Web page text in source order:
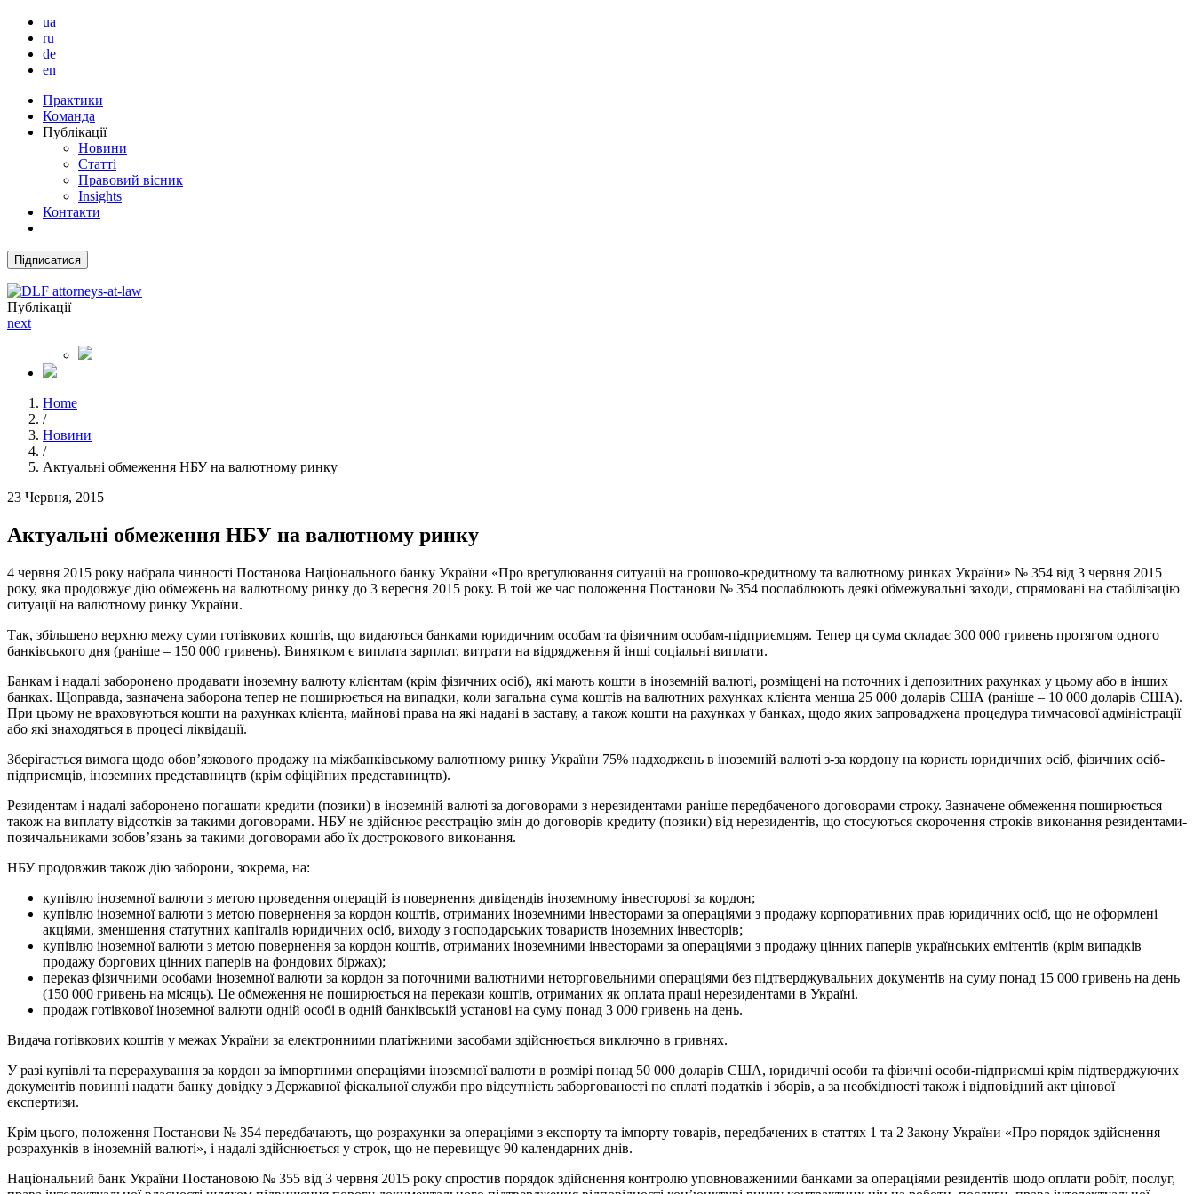
ua
ru
de
en
Практики
Команда
Публікації
Новини
Статті
Правовий вісник
Insights
Контакти
Підписатися
Публікації
next
Home
/
Новини
/
Актуальні обмеження НБУ на валютному ринку
23 Червня, 2015
Актуальні обмеження НБУ на валютному ринку
4 червня 2015 року набрала чинності Постанова Національного банку України «Про врегулювання ситуації на грошово-кредитному та валютному ринках України» № 354 від 3 червня 2015
року, яка продовжує дію обмежень на валютному ринку до 3 вересня 2015 року. В той же час положення Постанови № 354 послаблюють деякі обмежувальні заходи, спрямовані на стабілізацію
ситуації на валютному ринку України.
Так, збільшено верхню межу суми готівкових коштів, що видаються банками юридичним особам та фізичним особам-підприємцям. Тепер ця сума складає 300 000 гривень протягом одного
банківського дня (раніше – 150 000 гривень). Винятком є виплата зарплат, витрати на відрядження й інші соціальні виплати.
Банкам і надалі заборонено продавати іноземну валюту клієнтам (крім фізичних осіб), які мають кошти в іноземній валюті, розміщені на поточних і депозитних рахунках у цьому або в інших
банках. Щоправда, зазначена заборона тепер не поширюється на випадки, коли загальна сума коштів на валютних рахунках клієнта менша 25 000 доларів США (раніше – 10 000 доларів США).
При цьому не враховуються кошти на рахунках клієнта, майнові права на які надані в заставу, а також кошти на рахунках у банках, щодо яких запроваджена процедура тимчасової адміністрації
або які знаходяться в процесі ліквідації.
Зберігається вимога щодо обов’язкового продажу на міжбанківському валютному ринку України 75% надходжень в іноземній валюті з-за кордону на користь юридичних осіб, фізичних осіб-
підприємців, іноземних представництв (крім офіційних представництв).
Резидентам і надалі заборонено погашати кредити (позики) в іноземній валюті за договорами з нерезидентами раніше передбаченого договорами строку. Зазначене обмеження поширюється
також на виплату відсотків за такими договорами. НБУ не здійснює реєстрацію змін до договорів кредиту (позики) від нерезидентів, що стосуються скорочення строків виконання резидентами-
позичальниками зобов’язань за такими договорами або їх дострокового виконання.
НБУ продовжив також дію заборони, зокрема, на:
купівлю іноземної валюти з метою проведення операцій із повернення дивідендів іноземному інвесторові за кордон;
купівлю іноземної валюти з метою повернення за кордон коштів, отриманих іноземними інвесторами за операціями з продажу корпоративних прав юридичних осіб, що не оформлені
акціями, зменшення статутних капіталів юридичних осіб, виходу з господарських товариств іноземних інвесторів;
купівлю іноземної валюти з метою повернення за кордон коштів, отриманих іноземними інвесторами за операціями з продажу цінних паперів українських емітентів (крім випадків
продажу боргових цінних паперів на фондових біржах);
переказ фізичними особами іноземної валюти за кордон за поточними валютними неторговельними операціями без підтверджувальних документів на суму понад 15 000 гривень на день
(150 000 гривень на місяць). Це обмеження не поширюється на перекази коштів, отриманих як оплата праці нерезидентами в Україні.
продаж готівкової іноземної валюти одній особі в одній банківській установі на суму понад 3 000 гривень на день.
Видача готівкових коштів у межах України за електронними платіжними засобами здійснюється виключно в гривнях.
У разі купівлі та перерахування за кордон за імпортними операціями іноземної валюти в розмірі понад 50 000 доларів США, юридичні особи та фізичні особи-підприємці крім підтверджуючих
документів повинні надати банку довідку з Державної фіскальної служби про відсутність заборгованості по сплаті податків і зборів, а за необхідності також і відповідний акт цінової
експертизи.
Крім цього, положення Постанови № 354 передбачають, що розрахунки за операціями з експорту та імпорту товарів, передбачених в статтях 1 та 2 Закону України «Про порядок здійснення
розрахунків в іноземній валюті», і надалі здійснюється у строк, що не перевищує 90 календарних днів.
Національний банк України Постановою № 355 від 3 червня 2015 року спростив порядок здійснення контролю уповноваженими банками за операціями резидентів щодо оплати робіт, послуг,